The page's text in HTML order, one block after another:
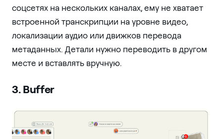
соцсетях на нескольких каналах, ему не хватает
встроенной транскрипции на уровне видео,
локализации аудио или движков перевода
метаданных. Детали нужно переводить в другом
месте и вставлять вручную.
3. Buffer